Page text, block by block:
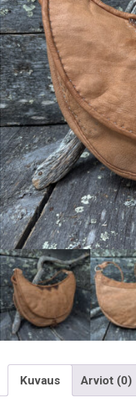
Kuvaus Arviot (0)